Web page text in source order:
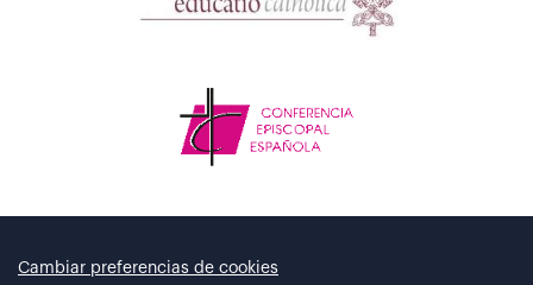
Cambiar preferencias de cookies